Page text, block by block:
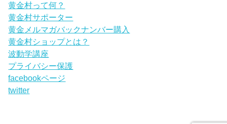
黄金村って何？
黄金村サポーター
黄金メルマガバックナンバー購入
黄金村ショップとは？
波動学講座
プライバシー保護
facebookページ
twitter